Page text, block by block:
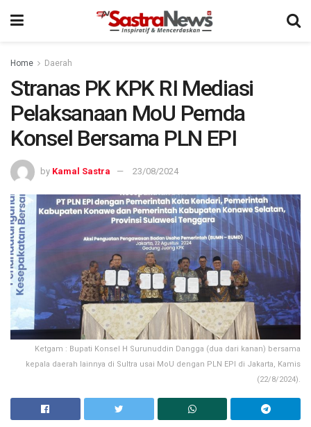
Home Daerah
Stranas PK KPK RI Mediasi
Pelaksanaan MoU Pemda
Konsel Bersama PLN EPI
by Kamal Sastra 23/08/2024
Ketgam : Bupati Konsel H Surunuddin Dangga (dua dari kanan) bersama
kepala daerah lainnya di Sultra usai MoU dengan PLN EPI di Jakarta, Kamis
(22/8/2024).